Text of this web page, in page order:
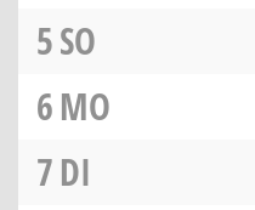
5SO
6MO
7DI